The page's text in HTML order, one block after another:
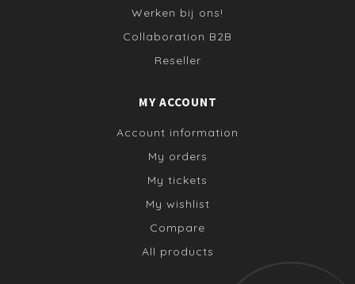
Werken bij ons!
Collaboration B2B
Reseller
MY ACCOUNT
Account information
My orders
My tickets
My wishlist
Compare
All products